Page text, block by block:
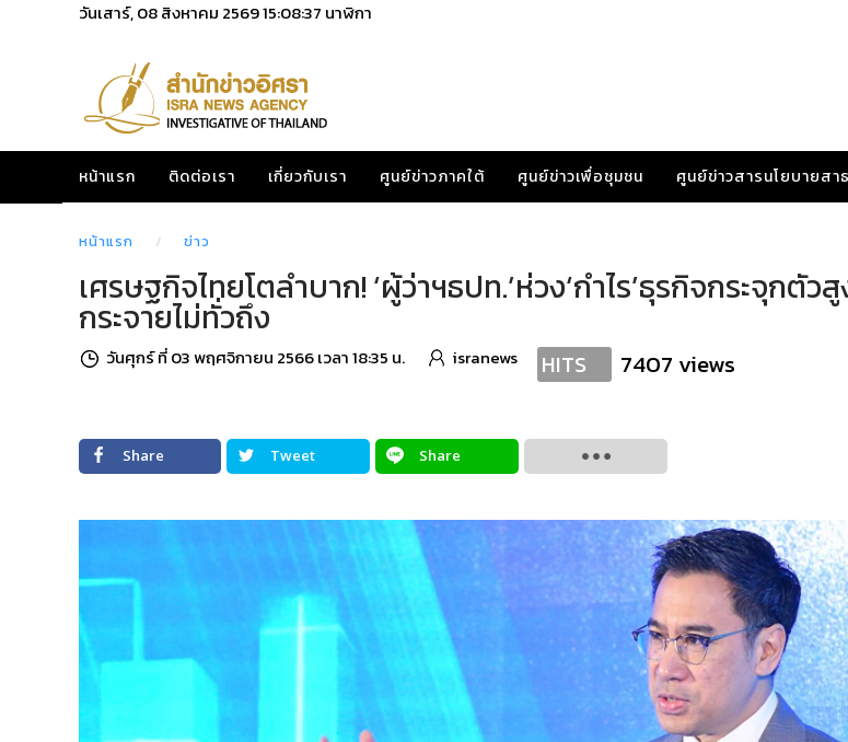
วันเสาร์, 08 สิงหาคม 256915:08:38 นาฬิกา
หน้าแรก ติดต่อเรา เกี่ยวกับเรา ศูนย์ข่าวภาคใต้ ศูนย์ข่าวเพื่อชุมชน ศูนย์ข่าวสารนโยบายสา
หน้าแรก ข่าว
เศรษฐกิจไทยโตลำบาก! ‘ผู้ว่าฯธปท.’ห่วง‘กำไร’ธุรกิจกระจุกตั
กระจายไม่ทั่วถึง
วันศุกร์ ที่ 03 พฤศจิกายน 2566 เวลา 18:35 น. isranews HITS 7407 views
Share Tweet Share